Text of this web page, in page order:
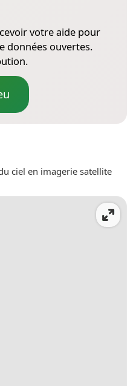
votre aide pour
données ouvertes.
ciel en imagerie satellite